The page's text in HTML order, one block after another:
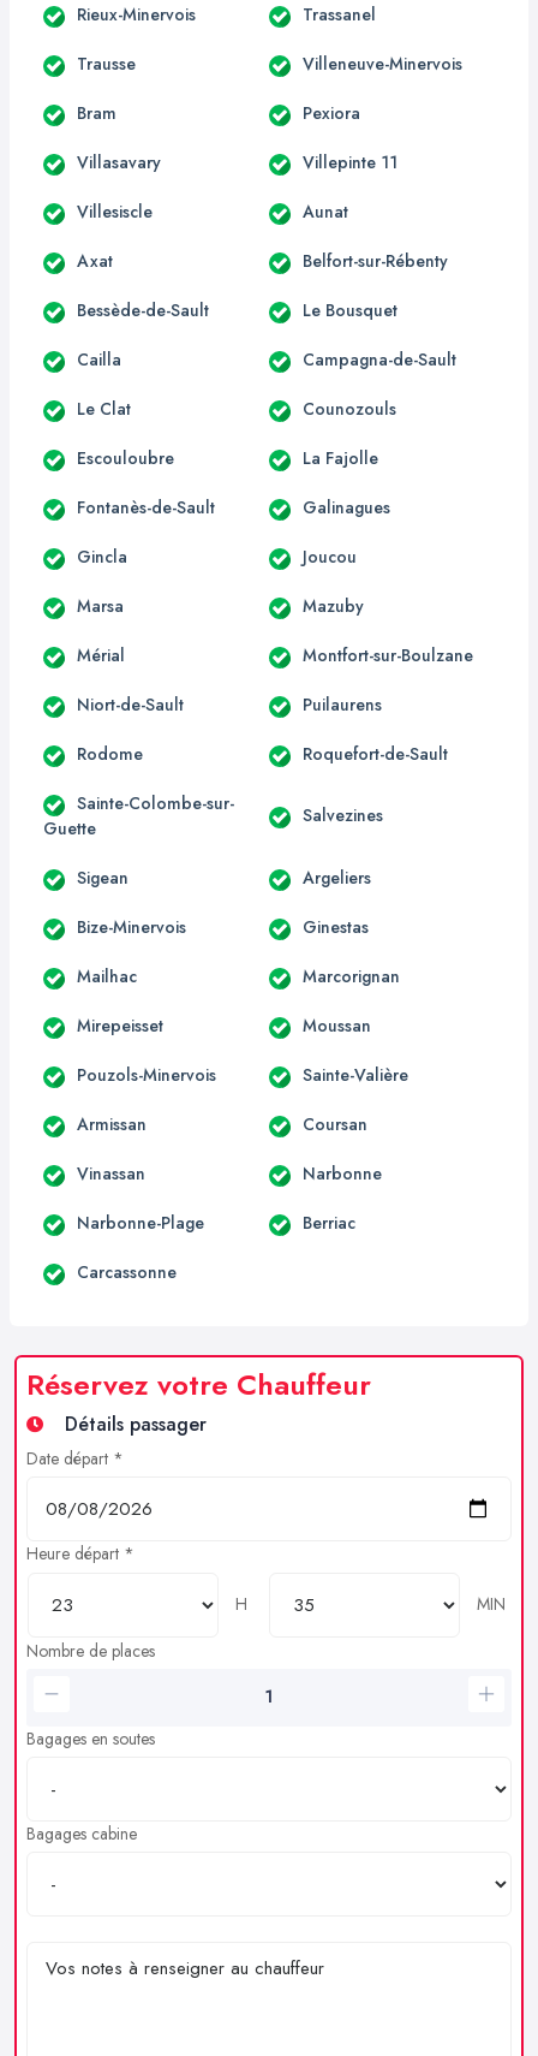
Rieux-Minervois Trassanel
Trausse Villeneuve-Minervois
Bram Pexiora
Villasavary Villepinte 11
Villesiscle Aunat
Axat Belfort-sur-Rébenty
Bessède-de-Sault Le Bousquet
Cailla Campagna-de-Sault
Le Clat Counozouls
Escouloubre La Fajolle
Fontanès-de-Sault Galinagues
Gincla Joucou
Marsa Mazuby
Mérial Montfort-sur-Boulzane
Niort-de-Sault Puilaurens
Rodome Roquefort-de-Sault
Sainte-Colombe-sur-
Guette
Salvezines
Sigean Argeliers
Bize-Minervois Ginestas
Mailhac Marcorignan
Mirepeisset Moussan
Pouzols-Minervois Sainte-Valière
Armissan Coursan
Vinassan Narbonne
Narbonne-Plage Berriac
Carcassonne
Réservez votre Chauffeur
Détails passager
Date départ *
Heure départ *
H
MIN
Nombre de places
Bagages en soutes
Bagages cabine